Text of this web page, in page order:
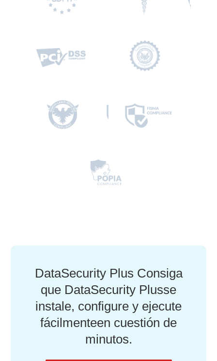
DataSecurity Plus Consiga
que DataSecurity Plusse
instale, configure y ejecute
fácilmenteen cuestión de
minutos.